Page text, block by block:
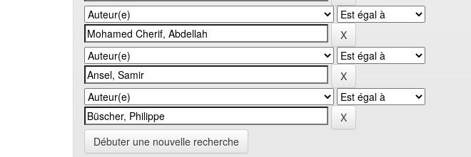
Débuter une nouvelle recherche